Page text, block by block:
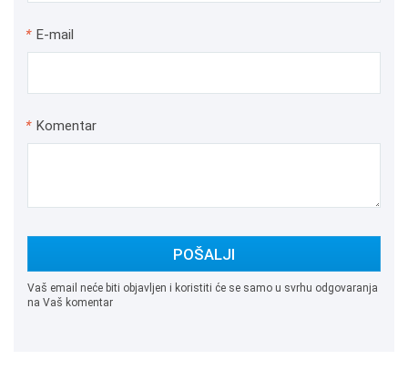
* E-mail
* Komentar
POŠALJI
Vaš email neće biti objavljen i koristiti će se samo u svrhu odgovaranja
na Vaš komentar